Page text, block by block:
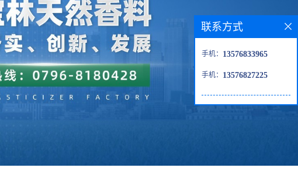
联系方式
手机： 13576833965
手机： 13576827225